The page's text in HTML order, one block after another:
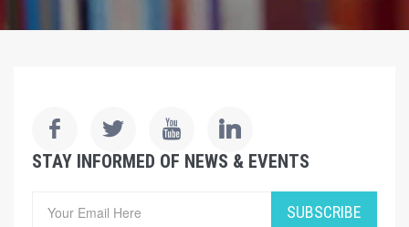
STAY INFORMED OF NEWS & EVENTS
SUBSCRIBE